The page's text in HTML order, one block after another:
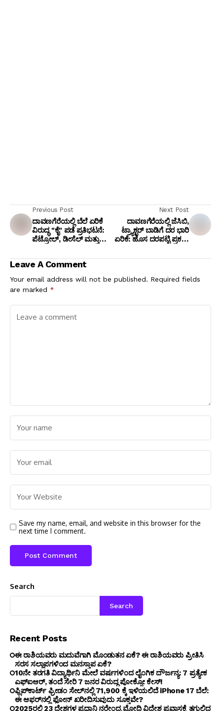
Previous Post
ದಾವಣಗೆರೆಯಲ್ಲಿ ಬೆಲೆ ಏರಿಕೆ
ವಿರುದ್ಧ "ಕೈ" ಪಡೆ ಪ್ರತಿಭಟನೆ:
ಪೆಟ್ರೋಲ್, ಡೀಸೆಲ್ ಮತ್ತು
Next Post
ದಾವಣಗೆರೆಯಲ್ಲಿ ಜೆಸಿಬಿ,
ಟ್ರ್ಯಾಕ್ಟರ್ ಬಾಡಿಗೆ ದರ ಭಾರಿ
ಏರಿಕೆ: ಹೊಸ ದರಪಟ್ಟಿ ಪ್ರಕಟ,
10,000 ರೂ. ದಂಡ!
Leave A Comment
Your email address will not be published. Required fields
are marked *
Save my name, email, and website in this browser for the
next time I comment.
Search
Search
Recent Posts
ಈ ರಾಶಿಯವರು ಮದುವೆಗಾಗಿ ಮೊಂಡುತನ ಏಕೆ? ಈ ರಾಶಿಯವರು ಪ್ರೀತಿಸಿ
ಸರಸ ಸಲ್ಲಾಪಗಳಿಂದ ಮನಸ್ತಾಪ ಏಕೆ?
10ನೇ ತರಗತಿ ವಿದ್ಯಾರ್ಥಿನಿ ಮೇಲೆ ವರ್ಷಗಳಿಂದ ಲೈಂಗಿಕ ದೌರ್ಜನ್ಯ: 7 ಪ್ರತ್ಯೇಕ
ಎಫ್ಐಆರ್, ತಂದೆ ಸೇರಿ 7 ಜನರ ವಿರುದ್ಧ ಪೋಕ್ಸೋ ಕೇಸ್!
ಫ್ಲಿಪ್‌ಕಾರ್ಟ್ ಫ್ರೀಡಂ ಸೇಲ್‌ನಲ್ಲಿ ₹71,900 ಕ್ಕೆ ಇಳಿಯಲಿದೆ iPhone 17 ಬೆಲೆ:
ಈ ಆಫರ್‌ನಲ್ಲಿ ಫೋನ್ ಖರೀದಿಸುವುದು ಸೂಕ್ತವೇ?
2025ರಲ್ಲಿ 23 ದೇಶಗಳ ಪ್ರಧಾನಿ ನರೇಂದ್ರ ಮೋದಿ ವಿದೇಶ ಪ್ರವಾಸಕ್ಕೆ ತಗುಲಿದ